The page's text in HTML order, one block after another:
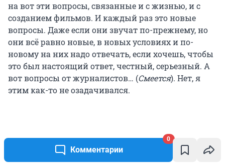
Комментарии
0
на вот эти вопросы, связанные и с жизнью, и с
созданием фильмов. И каждый раз это новые
вопросы. Даже если они звучат по-прежнему, но
они всё равно новые, в новых условиях и по-
новому на них надо отвечать, если хочешь, чтобы
это был настоящий ответ, честный, серьезный. А
вот вопросы от журналистов… (Смеется). Нет, я
этим как-то не озадачивался.